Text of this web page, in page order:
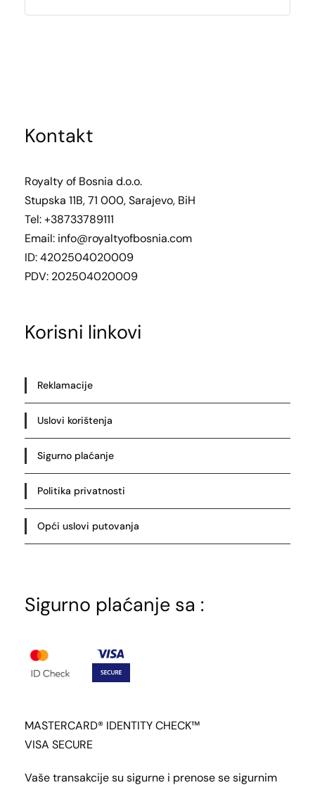
Kontakt
Royalty of Bosnia d.o.o.
Stupska 11B, 71 000, Sarajevo, BiH
Tel: +38733789111
Email: info@royaltyofbosnia.com
ID: 4202504020009
PDV: 202504020009
Korisni linkovi
Reklamacije
Uslovi korištenja
Sigurno plaćanje
Politika privatnosti
Opći uslovi putovanja
Sigurno plaćanje sa :
MASTERCARD® IDENTITY CHECK™
VISA SECURE
Vaše transakcije su sigurne i prenose se sigurnim